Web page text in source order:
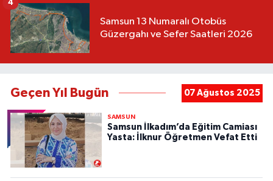
Samsun 13 Numaralı Otobüs
Güzergahı ve Sefer Saatleri 2026
4
Geçen Yıl Bugün 07 Ağustos 2025
SAMSUN
Samsun İlkadım’da Eğitim Camiası
Yasta: İlknur Öğretmen Vefat Etti